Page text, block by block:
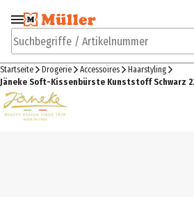
Zur Navigation
springen
Zum
Suchbegriffe / Artikelnummer
Startseite Drogerie Accessoires
Haarstyling
Jäneke Soft-Kissenbürste Kunststoff Schwarz